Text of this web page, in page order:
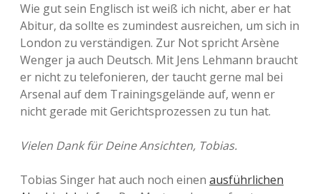
Wie gut sein Englisch ist weiß ich nicht, aber er hat
Abitur, da sollte es zumindest ausreichen, um sich in
London zu verständigen. Zur Not spricht Arsène
Wenger ja auch Deutsch. Mit Jens Lehmann braucht
er nicht zu telefonieren, der taucht gerne mal bei
Arsenal auf dem Trainingsgelände auf, wenn er
nicht gerade mit Gerichtsprozessen zu tun hat.
Vielen Dank für Deine Ansichten, Tobias.
Tobias Singer hat auch noch einen ausführlichen